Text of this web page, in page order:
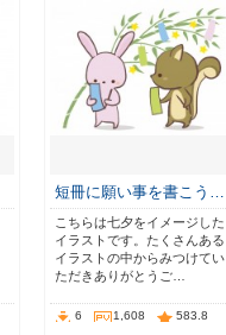
短冊に願い事を書こう…
こちらは七夕をイメージした
イラストです。たくさんある
イラストの中からみつけてい
ただきありがとうご…
6 1,608 583.8